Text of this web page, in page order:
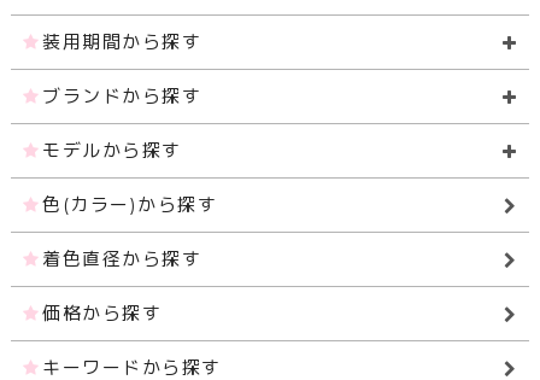
装用期間から探す
ブランドから探す
モデルから探す
色(カラー)から探す
着色直径から探す
価格から探す
キーワードから探す